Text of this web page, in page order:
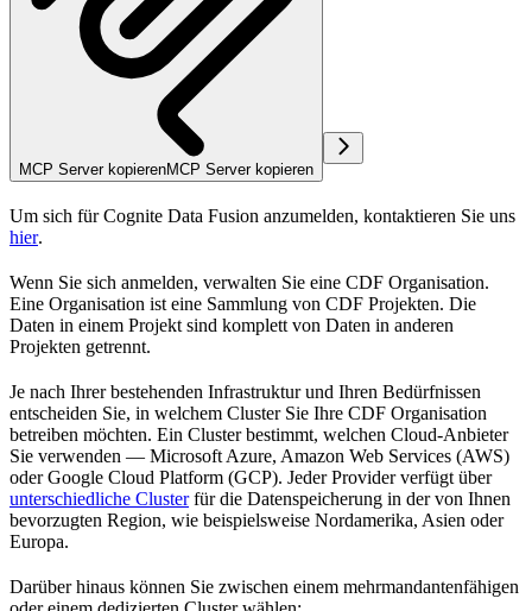
MCP Server kopierenMCP Server kopieren
Um sich für Cognite Data Fusion anzumelden, kontaktieren Sie uns
hier.
Wenn Sie sich anmelden, verwalten Sie eine CDF Organisation.
Eine Organisation ist eine Sammlung von CDF Projekten. Die
Daten in einem Projekt sind komplett von Daten in anderen
Projekten getrennt.
Je nach Ihrer bestehenden Infrastruktur und Ihren Bedürfnissen
entscheiden Sie, in welchem ClusterSie Ihre CDF Organisation
betreiben möchten. Ein Cluster bestimmt, welchen Cloud-Anbieter
Sie verwenden — Microsoft Azure, Amazon Web Services (AWS)
oder Google Cloud Platform (GCP). Jeder Provider verfügt über
unterschiedliche Clusterfür die Datenspeicherung in der von Ihnen
bevorzugten Region, wie beispielsweise Nordamerika, Asien oder
Europa.
Darüber hinaus können Sie zwischen einem mehrmandantenfähigen